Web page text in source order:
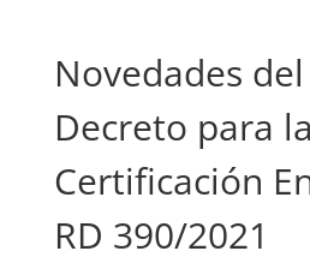
Novedades del
Decreto para la
Certificación
RD 390/2021